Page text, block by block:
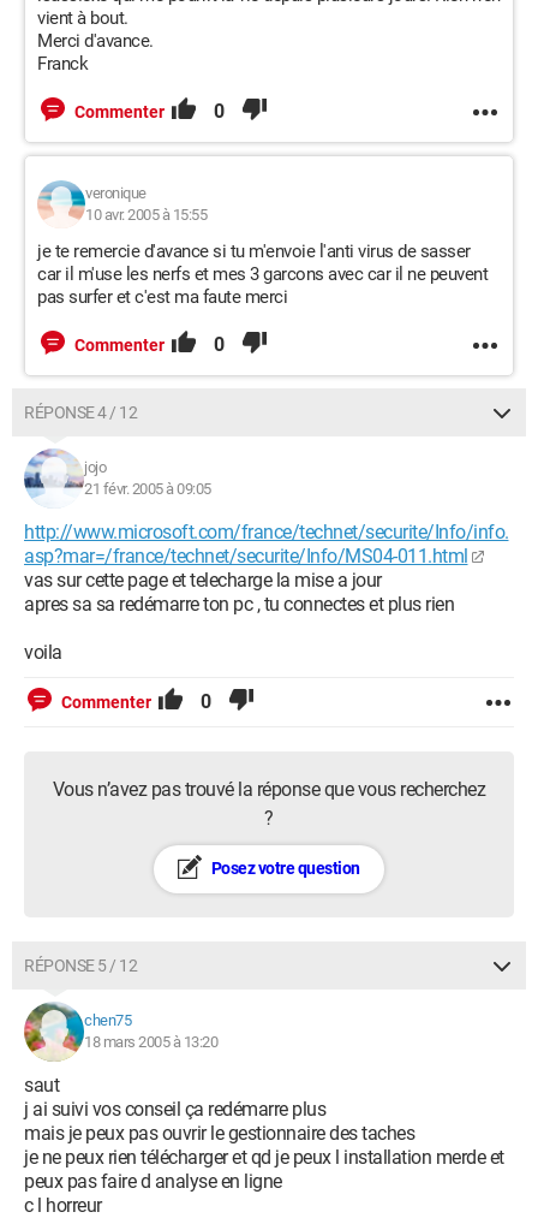
vient à bout.
Merci d'avance.
Franck
Commenter 0
veronique
10 avr. 2005 à 15:55
je te remercie d'avance si tu m'envoie l'anti virus de sasser
car il m'use les nerfs et mes 3 garcons avec car il ne peuvent
pas surfer et c'est ma faute merci
Commenter 0
RÉPONSE 4 / 12
jojo
21 févr. 2005 à 09:05
http://www.microsoft.com/france/technet/securite/Info/info.
asp?mar=/france/technet/securite/Info/MS04-011.html
vas sur cette page et telecharge la mise a jour
apres sa sa redémarre ton pc , tu connectes et plus rien
voila
Commenter 0
Vous n’avez pas trouvé la réponse que vous recherchez
?
Posez votre question
RÉPONSE 5 / 12
chen75
18 mars 2005 à 13:20
saut
j ai suivi vos conseil ça redémarre plus
mais je peux pas ouvrir le gestionnaire des taches
je ne peux rien télécharger et qd je peux l installation merde et
peux pas faire d analyse en ligne
c l horreur